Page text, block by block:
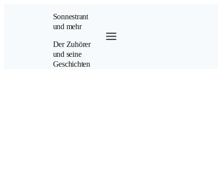
Sonnestrant
und mehr
Der Zuhörer
und seine
Geschichten